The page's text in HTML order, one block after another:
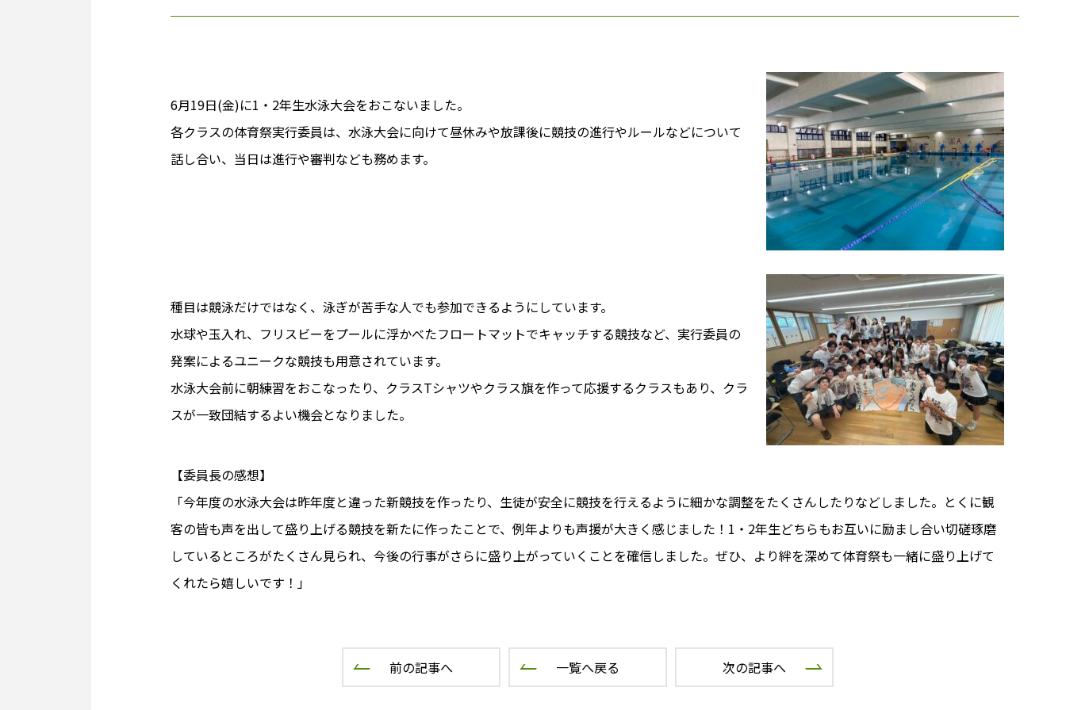
6月19日(金)に1・2年生水泳大会をおこないました。
各クラスの体育祭実行委員は、水泳大会に向けて昼休みや放課後に競技の進行やルールなどについて
話し合い、当日は進行や審判なども務めます。
種目は競泳だけではなく、泳ぎが苦手な人でも参加できるようにしています。
水球や玉入れ、フリスビーをプールに浮かべたフロートマットでキャッチする競技など、実行委員の
発案によるユニークな競技も用意されています。
水泳大会前に朝練習をおこなったり、クラスTシャツやクラス旗を作って応援するクラスもあり、クラ
スが一致団結するよい機会となりました。
【委員長の感想】
「今年度の水泳大会は昨年度と違った新競技を作ったり、生徒が安全に競技を行えるように細かな調整をたくさんしたりなどしました。とくに観
客の皆も声を出して盛り上げる競技を新たに作ったことで、例年よりも声援が大きく感じました！1・2年生どちらもお互いに励まし合い切磋琢磨
しているところがたくさん見られ、今後の行事がさらに盛り上がっていくことを確信しました。ぜひ、より絆を深めて体育祭も一緒に盛り上げて
くれたら嬉しいです！」
前の記事へ 一覧へ戻る 次の記事へ